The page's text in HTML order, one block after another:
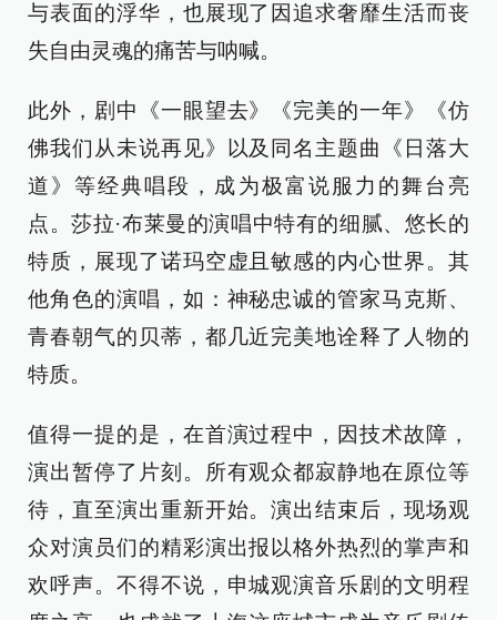
与表面的浮华，也展现了因追求奢靡生活而丧
失自由灵魂的痛苦与呐喊。
此外，剧中《一眼望去》《完美的一年》《仿
佛我们从未说再见》以及同名主题曲《日落大
道》等经典唱段，成为极富说服力的舞台亮
点。莎拉·布莱曼的演唱中特有的细腻、悠长的
特质，展现了诺玛空虚且敏感的内心世界。其
他角色的演唱，如：神秘忠诚的管家马克斯、
青春朝气的贝蒂，都几近完美地诠释了人物的
特质。
值得一提的是，在首演过程中，因技术故障，
演出暂停了片刻。所有观众都寂静地在原位等
待，直至演出重新开始。演出结束后，现场观
众对演员们的精彩演出报以格外热烈的掌声和
欢呼声。不得不说，申城观演音乐剧的文明程